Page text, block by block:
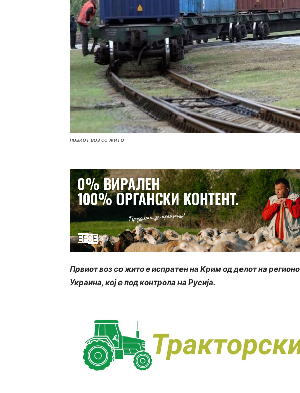
првиот воз со жито
Првиот воз со жито е испратен на Крим од делот на
Украина, кој е под контрола на Русија.